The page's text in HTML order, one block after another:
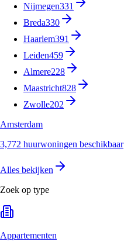
Nijmegen331
Breda330
Haarlem391
Leiden459
Almere228
Maastricht828
Zwolle202
Amsterdam
3,772 huurwoningen beschikbaar
Alles bekijken
Zoek op type
Appartementen